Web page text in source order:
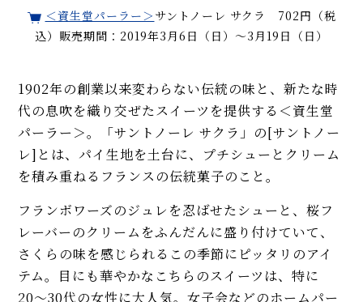
＜資生堂パーラー＞ サントノーレ サクラ 702円（税
込）販売期間：2019年3月6日（日）～3月19日（日）
1902年の創業以来変わらない伝統の味と、新たな時
代の息吹を織り交ぜたスイーツを提供する＜資生堂
パーラー＞。「サントノーレ サクラ」の[サントノー
レ]とは、パイ生地を土台に、プチシューとクリーム
を積み重ねるフランスの伝統菓子のこと。
フランボワーズのジュレを忍ばせたシューと、桜フ
レーバーのクリームをふんだんに盛り付けていて、
さくらの味を感じられるこの季節にピッタリのアイ
テム。目にも華やかなこちらのスイーツは、特に
20〜30代の女性に大人気。女子会などのホームパー